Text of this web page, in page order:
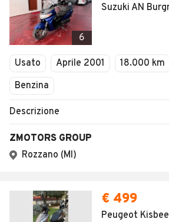
6
Suzuki AN
Usato Aprile 2001 18.000 km
Benzina
Descrizione
ZMOTORS GROUP
Rozzano (MI)
€ 499
Peugeot